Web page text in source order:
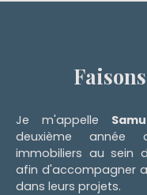
Faisons
Je m'appelle
deuxième année
immobiliers au sein
afin d'accompagner
dans leurs projets.